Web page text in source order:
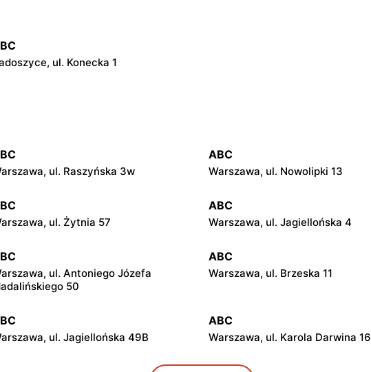
ul. Konecka 1
ul. Raszyńska 3w
ABC
Warszawa, ul. Nowolipki 13
ul. Żytnia 57
ABC
Warszawa, ul. Jagiellońska 4
ul. Antoniego Józefa
50
ABC
Warszawa, ul. Brzeska 11
ul. Jagiellońska 49B
ABC
Warszawa, ul. Karola Darwina 16